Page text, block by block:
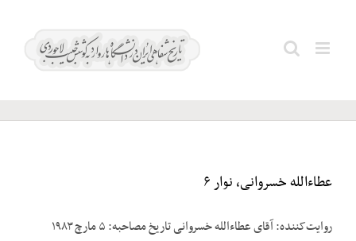
خسروانی؛
عطاءالله خسروانی، نوار ۶
روایت‌کننده: آقای عطاءالله خسروانی تاریخ مصاحبه: ۵ مارچ ۱۹۸۳